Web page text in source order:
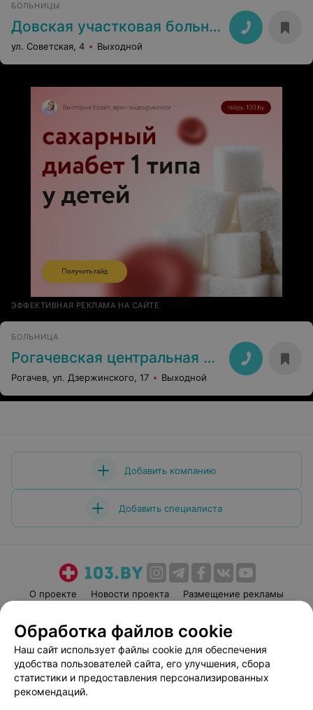
БОЛЬНИЦЫ
Довская участковая больница
ул. Советская, 4 Выходной
ЭФФЕКТИВНАЯ РЕКЛАМА НА САЙТЕ
БОЛЬНИЦА
Рогачевская центральная районная больница
Рогачев, ул. Дзержинского, 17 Выходной
Добавить компанию
Добавить специалиста
О проекте Новости проекта
Размещение рекламы
Пользовательское соглашение
Способы оплаты
Вакансии
Партнеры
Написать руководителю 103.by
Обработка файлов cookie
Наш сайт использует файлы cookie для обеспечения
удобства пользователей сайта, его улучшения, сбора
статистики и предоставления персонализированных
рекомендаций.